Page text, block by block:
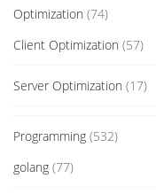
Optimization (74)
Client Optimization (57)
Server Optimization (17)
Programming (532)
golang (77)